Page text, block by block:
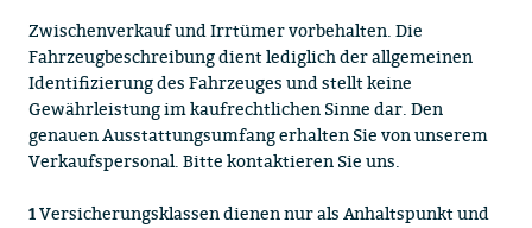
Zwischenverkauf und Irrtümer vorbehalten. Die
Fahrzeugbeschreibung dient lediglich der allgemeinen
Identifizierung des Fahrzeuges und stellt keine
Gewährleistung im kaufrechtlichen Sinne dar. Den
genauen Ausstattungsumfang erhalten Sie von unserem
Verkaufspersonal. Bitte kontaktieren Sie uns.
1Versicherungsklassen dienen nur als Anhaltspunkt und